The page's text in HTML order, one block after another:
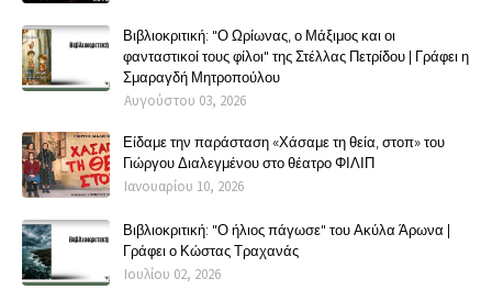
Βιβλιοκριτική: "Ο Ωρίωνας, ο Μάξιμος και οι
φανταστικοί τους φίλοι" της Στέλλας Πετρίδου | Γράφει η
Σμαραγδή Μητροπούλου
Αυγούστου 03, 2026
Είδαμε την παράσταση «Χάσαμε τη θεία, στοπ» του
Γιώργου Διαλεγμένου στο θέατρο ΦΙΛΙΠ
Ιανουαρίου 10, 2026
Βιβλιοκριτική: "Ο ήλιος πάγωσε" του Ακύλα Άρωνα |
Γράφει ο Κώστας Τραχανάς
Ιουλίου 02, 2026